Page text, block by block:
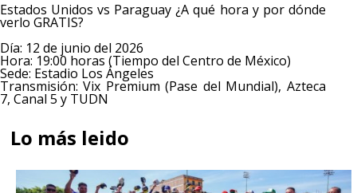
Estados Unidos vs Paraguay ¿A qué hora y por dónde
verlo GRATIS?
Día: 12 de junio del 2026
Hora: 19:00 horas (Tiempo del Centro de México)
Sede: Estadio Los Ángeles
Transmisión: Vix Premium (Pase del Mundial), Azteca
7, Canal 5 y TUDN
Lo más leido